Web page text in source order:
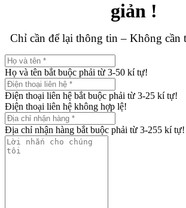
giản !
Chỉ cần để lại thông tin – Không cần
Họ và tên bắt buộc phải từ 3-50 kí tự!
Điện thoại liên hệ bắt buộc phải từ 3-25 kí tự!
Điện thoại liên hệ không hợp lệ!
Địa chỉ nhận hàng bắt buộc phải từ 3-255 kí tự!